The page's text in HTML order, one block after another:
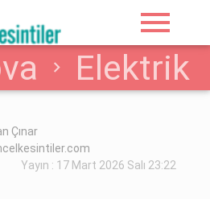
menu
Elektrik
2026(Salı)
Çınar
Yayın : 17 Mart 2026 Salı 23:22